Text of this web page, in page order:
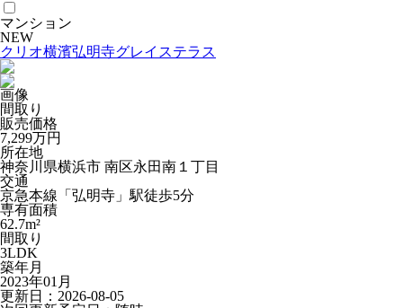
マンション
NEW
クリオ横濱弘明寺グレイステラス
画像
間取り
販売価格
7,299万円
所在地
神奈川県横浜市 南区永田南１丁目
交通
京急本線「弘明寺」駅徒歩5分
専有面積
62.7m²
間取り
3LDK
築年月
2023年01月
更新日：2026-08-05